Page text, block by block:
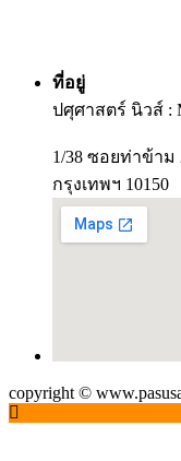
ที่อยู่
ปศุศาสตร์ นิวส์ :
1/38 ซอยท่าข้าม
กรุงเทพฯ 10150
copyright ©